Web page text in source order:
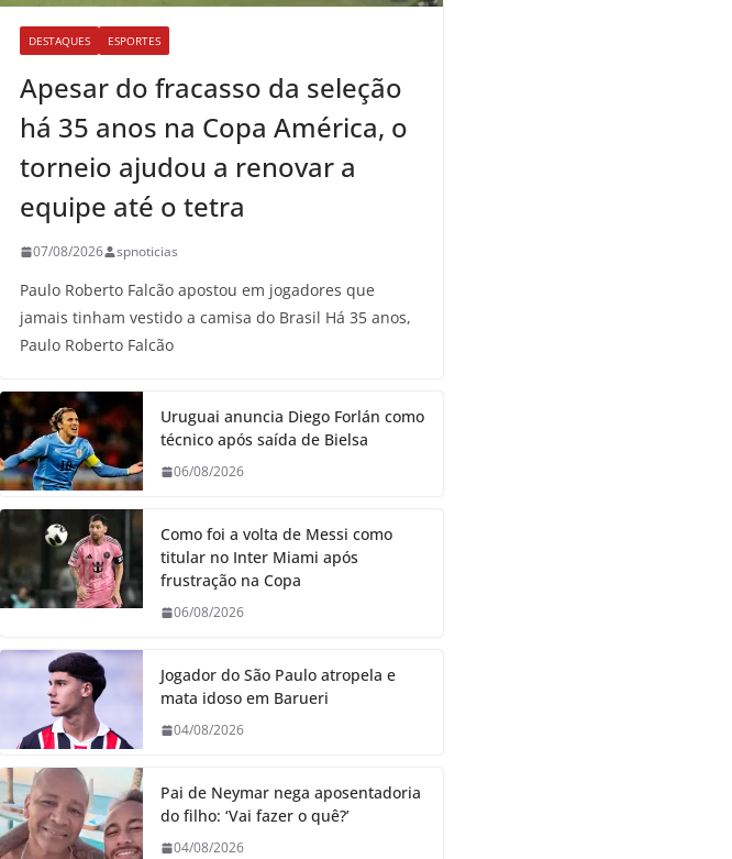
DESTAQUES ESPORTES
Apesar do fracasso da seleção
há 35 anos na Copa América, o
torneio ajudou a renovar a
equipe até o tetra
07/08/2026 spnoticias
Paulo Roberto Falcão apostou em jogadores que
jamais tinham vestido a camisa do Brasil Há 35 anos,
Paulo Roberto Falcão
Uruguai anuncia Diego Forlán como
técnico após saída de Bielsa
06/08/2026
Como foi a volta de Messi como
titular no Inter Miami após
frustração na Copa
06/08/2026
Jogador do São Paulo atropela e
mata idoso em Barueri
04/08/2026
Pai de Neymar nega aposentadoria
do filho: ‘Vai fazer o quê?’
04/08/2026